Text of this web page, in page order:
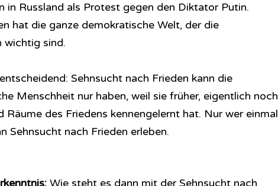
in Russland als Protest gegen den Diktator Putin.
hat die ganze demokratische Welt, der die
wichtig sind.
Sehnsucht nach Frieden kann die
Menschheit nur haben, weil sie früher, eigentlich noch
Räume des Friedens kennengelernt hat. Nur wer einmal
Sehnsucht nach Frieden erleben.
Wie steht es dann mit der Sehnsucht nach